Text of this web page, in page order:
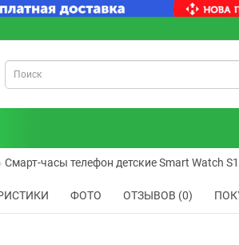
Смарт-часы телефон детские Smart Watch
ФОТО ОТЗЫВОВ (0)